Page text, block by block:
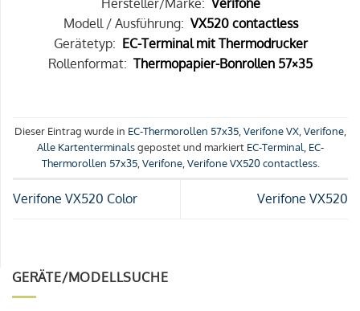
GERÄTE/MODELLSUCHE
Hersteller/Marke: Verifone
Modell / Ausführung: VX520 contactless
Gerätetyp: EC-Terminal mit Thermodrucker
Rollenformat: Thermopapier-Bonrollen 57×35
Dieser Eintrag wurde in EC-Thermorollen 57x35,Verifone VX,Verifone,
Alle Kartenterminalsgepostet und markiert EC-Terminal, EC-
Thermorollen 57x35,Verifone,Verifone VX520 contactless.
Verifone VX520 Color Verifone VX520